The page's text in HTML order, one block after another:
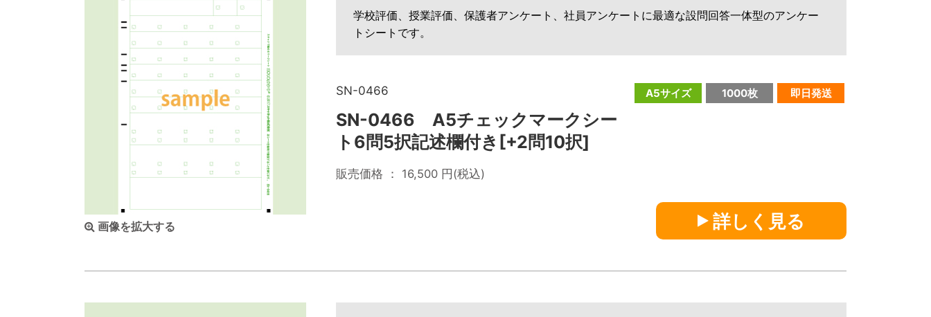
画像を拡大する
学校評価、授業評価、保護者アンケート、社員アンケートに最適な設問回答一体型のアンケー
トシートです。
A5サイズ 1000枚 即日発送
SN-0466
SN-0466 A5チェックマークシー
ト6問5択記述欄付き[+2問10択]
販売価格 ： 16,500 円(税込)
詳しく見る